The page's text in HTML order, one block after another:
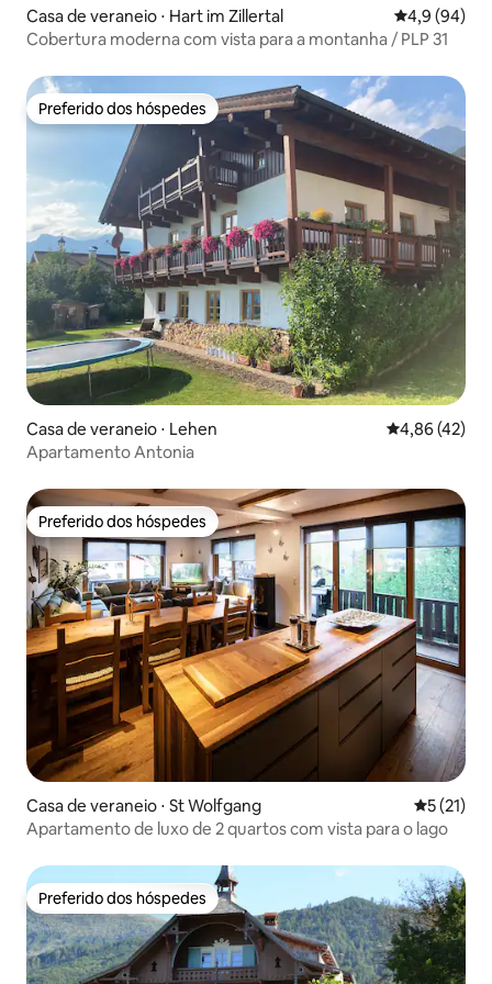
Casa de veraneio ⋅ Hart im Zillertal 4,9 de uma
4,9 (94)
Cobertura moderna com vista para a montanha / PLP 31
Preferido dos hóspedes
Preferido dos hóspedes
Casa de veraneio ⋅ Lehen 4,86 de uma
4,86 (42)
Apartamento Antonia
Preferido dos hóspedes
Preferido dos hóspedes
Casa de veraneio ⋅ St Wolfgang 5 de uma
5 (21)
Apartamento de luxo de 2 quartos com vista para o lago
Preferido dos hóspedes
Preferido dos hóspedes